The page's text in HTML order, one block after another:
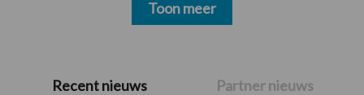
PrimaireRecent nieuws Partner nieuws
Toon meer